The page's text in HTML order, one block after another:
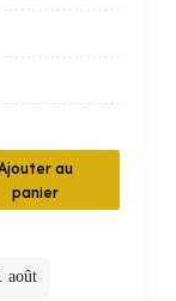
au
panier
août